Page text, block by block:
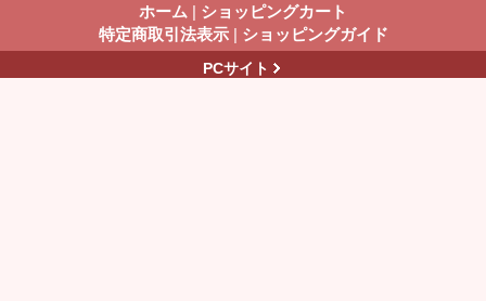
ホーム | ショッピングカート
特定商取引法表示 | ショッピングガイド
PCサイト